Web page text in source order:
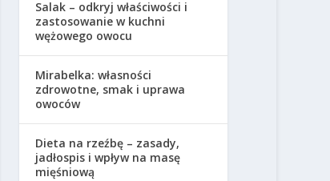
Salak – odkryj właściwości i
zastosowanie w kuchni
wężowego owocu
Mirabelka: własności
zdrowotne, smak i uprawa
owoców
Dieta na rzeźbę – zasady,
jadłospis i wpływ na masę
mięśniową